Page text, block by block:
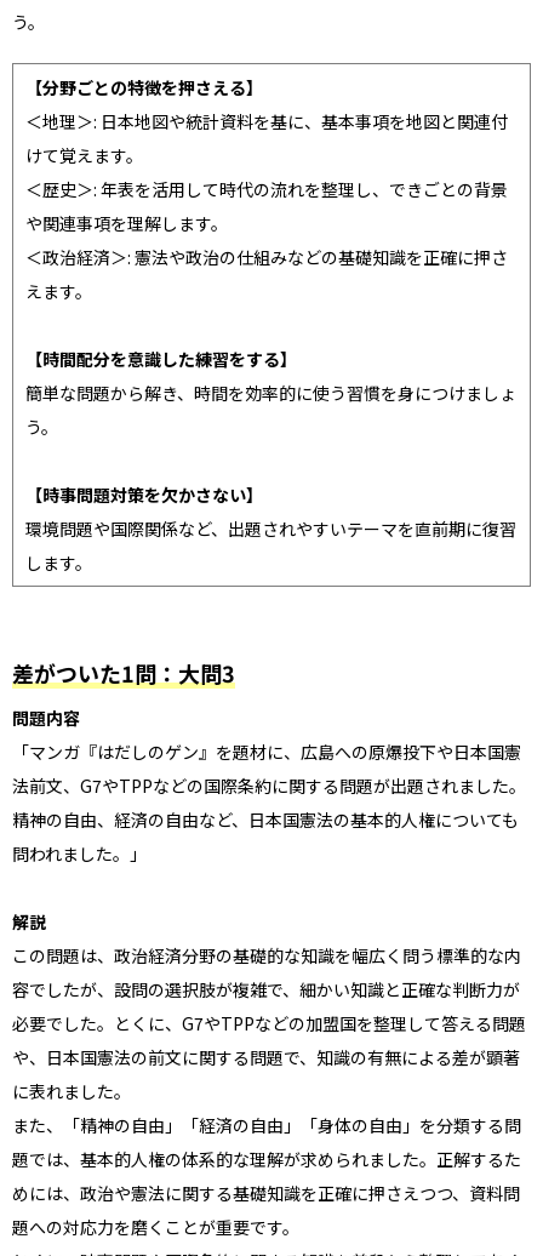
う。
【分野ごとの特徴を押さえる】
＜地理＞: 日本地図や統計資料を基に、基本事項を地図と関連付
けて覚えます。
＜歴史＞: 年表を活用して時代の流れを整理し、できごとの背景
や関連事項を理解します。
＜政治経済＞: 憲法や政治の仕組みなどの基礎知識を正確に押さ
えます。
【時間配分を意識した練習をする】
簡単な問題から解き、時間を効率的に使う習慣を身につけましょ
う。
【時事問題対策を欠かさない】
環境問題や国際関係など、出題されやすいテーマを直前期に復習
します。
差がついた1問：大問3
問題内容
「マンガ『はだしのゲン』を題材に、広島への原爆投下や日本国憲
法前文、G7やTPPなどの国際条約に関する問題が出題されました。
精神の自由、経済の自由など、日本国憲法の基本的人権についても
問われました。」
解説
この問題は、政治経済分野の基礎的な知識を幅広く問う標準的な内
容でしたが、設問の選択肢が複雑で、細かい知識と正確な判断力が
必要でした。とくに、G7やTPPなどの加盟国を整理して答える問題
や、日本国憲法の前文に関する問題で、知識の有無による差が顕著
に表れました。
また、「精神の自由」「経済の自由」「身体の自由」を分類する問
題では、基本的人権の体系的な理解が求められました。正解するた
めには、政治や憲法に関する基礎知識を正確に押さえつつ、資料問
題への対応力を磨くことが重要です。